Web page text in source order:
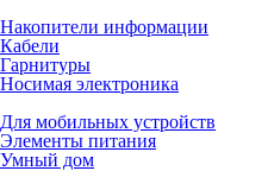
Накопители информации
Кабели
Гарнитуры
Носимая электроника
Для мобильных устройств
Элементы питания
Умный дом